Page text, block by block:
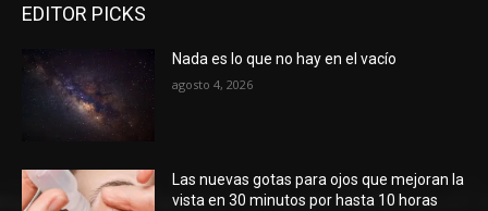
EDITOR PICKS
Nada es lo que no hay en el vacío
agosto 4, 2026
Las nuevas gotas para ojos que mejoran la
vista en 30 minutos por hasta 10 horas